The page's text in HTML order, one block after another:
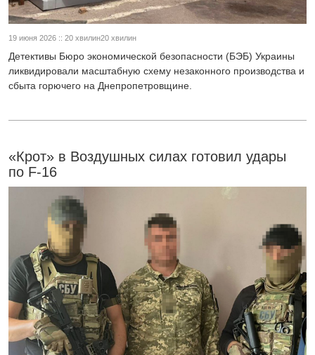
19 июня 2026 :: 20 хвилин20 хвилин
Детективы Бюро экономической безопасности (БЭБ) Украины
ликвидировали масштабную схему незаконного производства и
сбыта горючего на Днепропетровщине.
«Крот» в Воздушных силах готовил удары
по F-16